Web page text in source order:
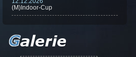
(M)Indoor-Cup